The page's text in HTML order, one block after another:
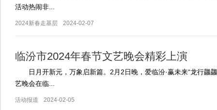
活动热闹非...
2024新春走基层 2024-02-07
临汾市2024年春节文艺晚会精彩上演
日月开新元，万象启新篇。2月2日晚，爱临汾·赢未来“龙行龘
艺晚会在临...
活动报道 2024-02-05